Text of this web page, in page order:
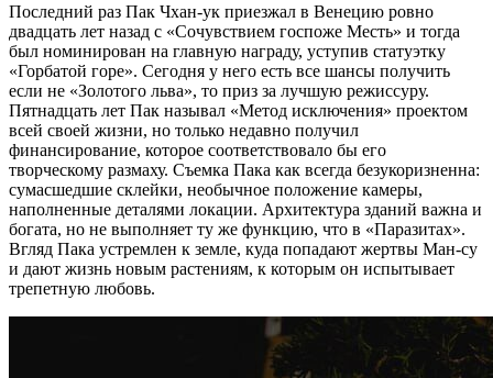
Последний раз Пак Чхан-ук приезжал в Венецию ровно
двадцать лет назад с «Сочувствием госпоже Месть» и тогда
был номинирован на главную награду, уступив статуэтку
«Горбатой горе». Сегодня у него есть все шансы получить
если не «Золотого льва», то приз за лучшую режиссуру.
Пятнадцать лет Пак называл «Метод исключения» проектом
всей своей жизни, но только недавно получил
финансирование, которое соответствовало бы его
творческому размаху. Съемка Пака как всегда безукоризненна:
сумасшедшие склейки, необычное положение камеры,
наполненные деталями локации. Архитектура зданий важна и
богата, но не выполняет ту же функцию, что в «Паразитах».
Вгляд Пака устремлен к земле, куда попадают жертвы Ман-су
и дают жизнь новым растениям, к которым он испытывает
трепетную любовь.